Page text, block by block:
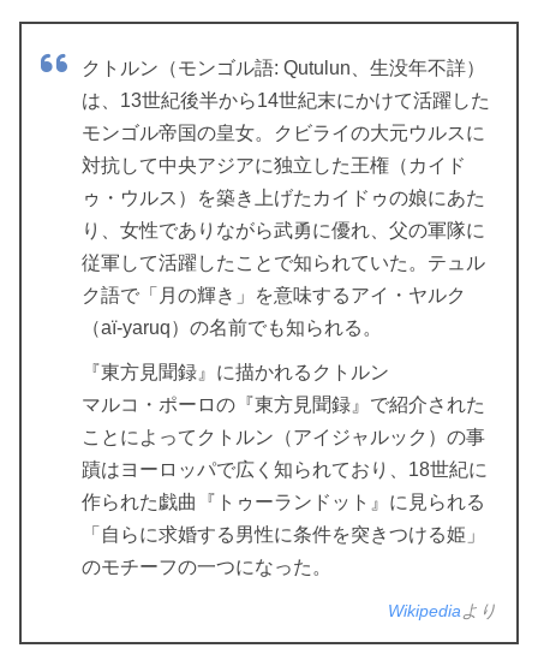
クトルン（モンゴル語: Qutulun、生没年不詳）
は、13世紀後半から14世紀末にかけて活躍した
モンゴル帝国の皇女。クビライの大元ウルスに
対抗して中央アジアに独立した王権（カイド
ゥ・ウルス）を築き上げたカイドゥの娘にあた
り、女性でありながら武勇に優れ、父の軍隊に
従軍して活躍したことで知られていた。テュル
ク語で「月の輝き」を意味するアイ・ヤルク
（aï-yaruq）の名前でも知られる。
『東方見聞録』に描かれるクトルン
マルコ・ポーロの『東方見聞録』で紹介された
ことによってクトルン（アイジャルック）の事
蹟はヨーロッパで広く知られており、18世紀に
作られた戯曲『トゥーランドット』に見られる
「自らに求婚する男性に条件を突きつける姫」
のモチーフの一つになった。
Wikipedia より